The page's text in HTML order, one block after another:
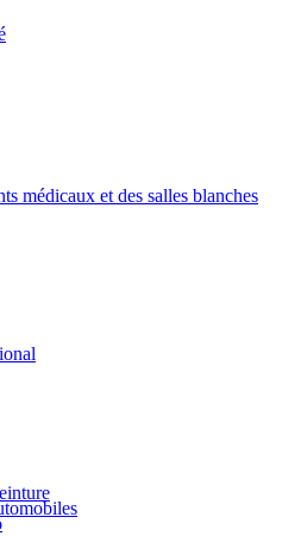
médicaux et des salles blanches